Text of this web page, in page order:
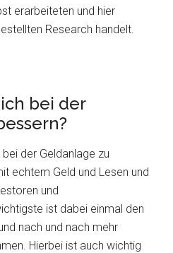
erarbeiteten und hier
Research handelt.
bei der
der Geldanlage zu
echtem Geld und Lesen und
und
ist dabei einmal den
nach und nach mehr
Hierbei ist auch wichtig